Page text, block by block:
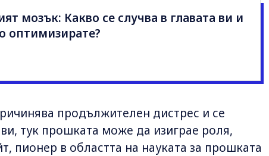
мозък: Какво се случва в главата ви и
оптимизирате?
продължителен дистрес и се
тук прошката може да изиграе роля,
пионер в областта на науката за прошката